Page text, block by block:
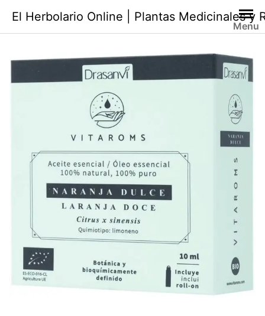
contenido
El Herbolario Online | Plantas Medicinales y
Menu